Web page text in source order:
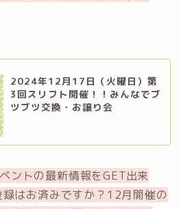
2024年12月17日（火曜日）第
3回スリフト開催！！みんなでブ
ツブツ交換・お譲り会
ントの最新情報をGET出来
はお済みですか？12月開催の